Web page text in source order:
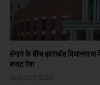
हंगामे के बीच झारखंड
बजट पेश
August 7, 2026